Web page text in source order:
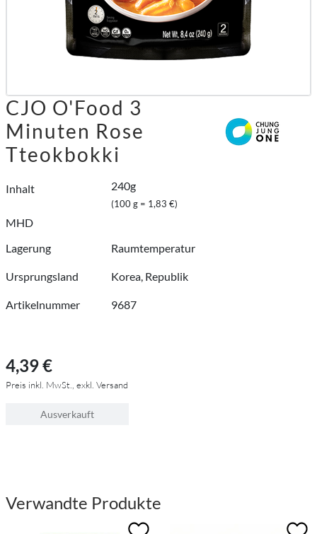
CJO O'Food 3
Minuten Rose
Tteokbokki
Inhalt 240g
(100 g = 1,83 €)
MHD
Lagerung
Raumtemperatur
Ursprungsland Korea, Republik
Artikelnummer 9687
4,39 €
Preis inkl. MwSt., exkl. Versand
Ausverkauft
Verwandte Produkte